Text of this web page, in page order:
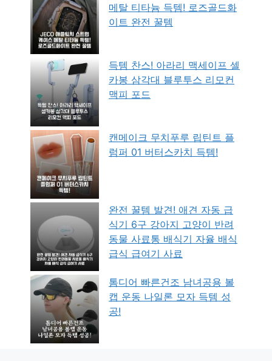
메탈 티타늄 득템! 로즈골드화
이트 완전 꿀템
득템 찬스! 아라리 맥세이프 셀
카봉 삼각대 블루투스 리모컨
맥피 포드
캔메이크 무치푸루 립틴트 플
럼퍼 01 버터스카치 득템!
완전 꿀템 발견! 애견 자동 급
식기 6구 강아지 고양이 반려
동물 사료통 배식기 자율 배식
급식 급여기 사료
톰디어 빠른건조 남녀공용 볼
캡 운동 나일론 모자 득템 성
공!